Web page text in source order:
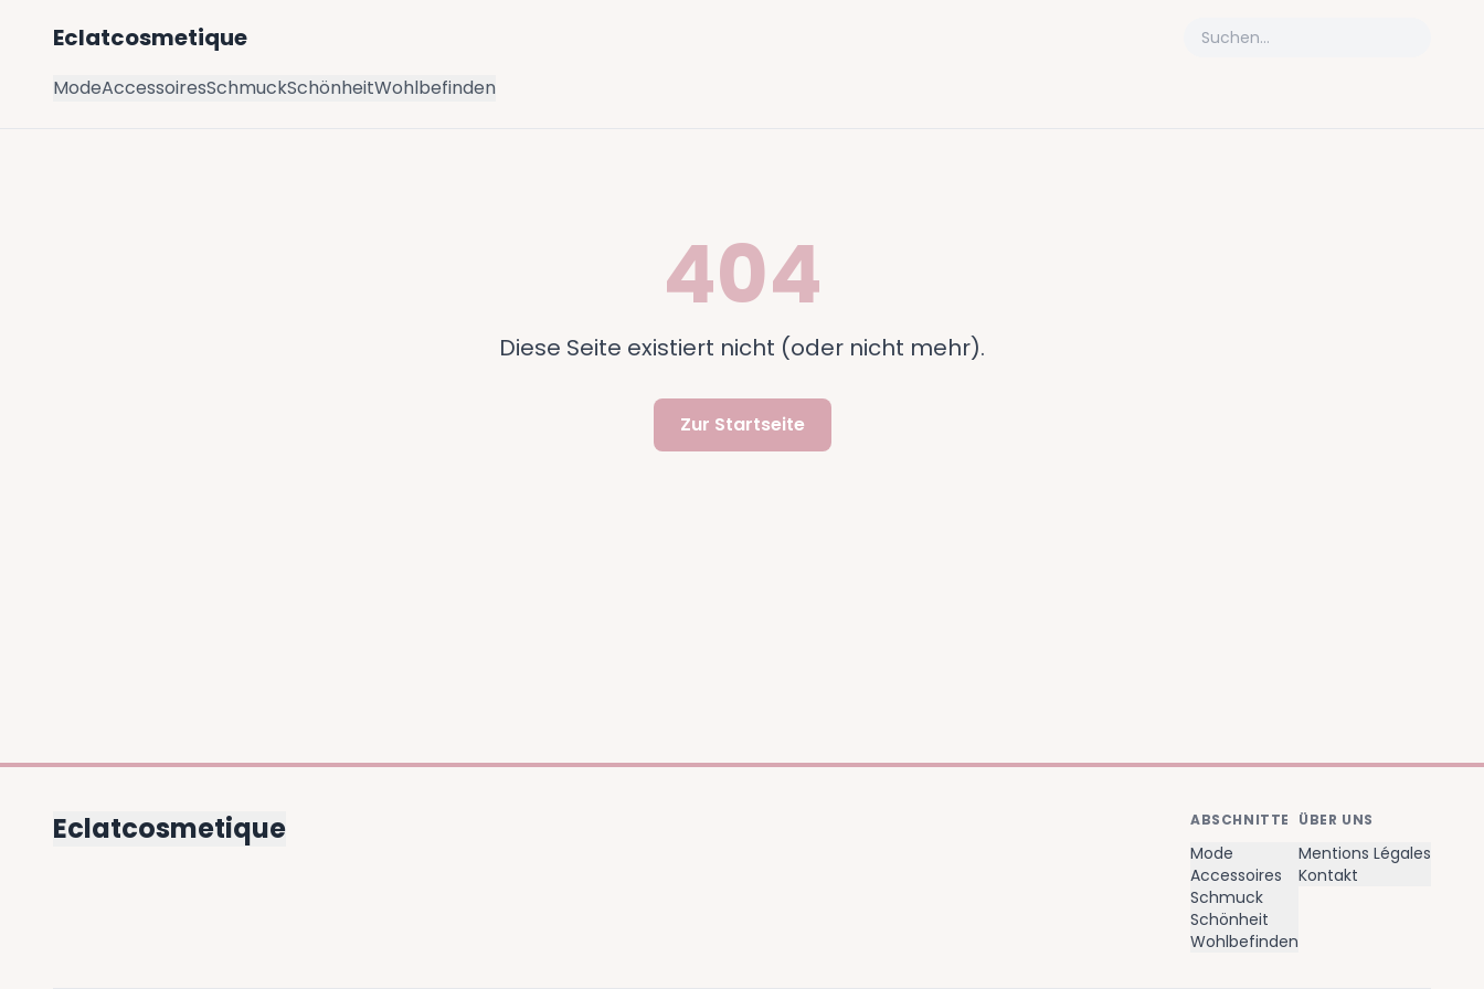
Eclatcosmetique
ModeAccessoiresSchmuckSchönheitWohlbefinden
404
Diese Seite existiert nicht (oder nicht mehr).
Zur Startseite
Eclatcosmetique ABSCHNITTE
Mode
Accessoires
Schmuck
Schönheit
Wohlbefinden
ÜBER UNS
Mentions Légales
Kontakt